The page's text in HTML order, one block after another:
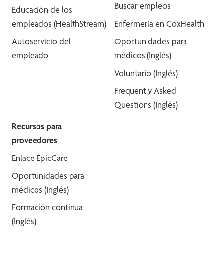
Educación de los
empleados (HealthStream)
Autoservicio del
empleado
Buscar empleos
Enfermería en CoxHealth
Oportunidades para
médicos (Inglés)
Voluntario (Inglés)
Frequently Asked
Questions (Inglés)
Recursos para
proveedores
Enlace EpicCare
Oportunidades para
médicos (Inglés)
Formación continua
(Inglés)